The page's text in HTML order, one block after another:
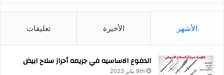
الأشهر الأخيرة تعليقات
الدفوع الاساسيه في جريمه أحراز سلاح ابيض
9th يناير 2023